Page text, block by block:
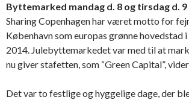
Byttemarked mandag d. 8 og tirsdag d.
Sharing Copenhagen har været motto for
København som europas grønne hovedstad i
2014. Julebyttemarkedet var med til at
nu giver stafetten, som “Green Capital”,
Det var to festlige og hyggelige dage, der